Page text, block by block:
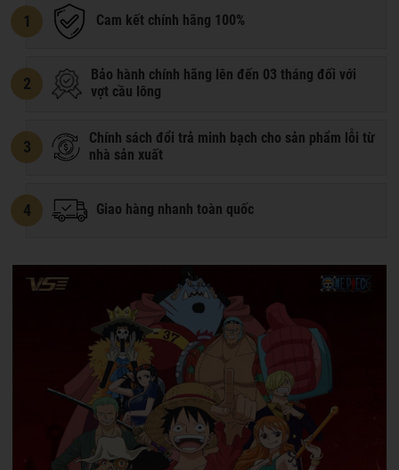
1 Cam kết chính hãng 100%
2
Bảo hành chính hãng lên đến 03 tháng đối với
vợt cầu lông
3
Chính sách đổi trả minh bạch cho sản phẩm lỗi từ
nhà sản xuất
4 Giao hàng nhanh toàn quốc